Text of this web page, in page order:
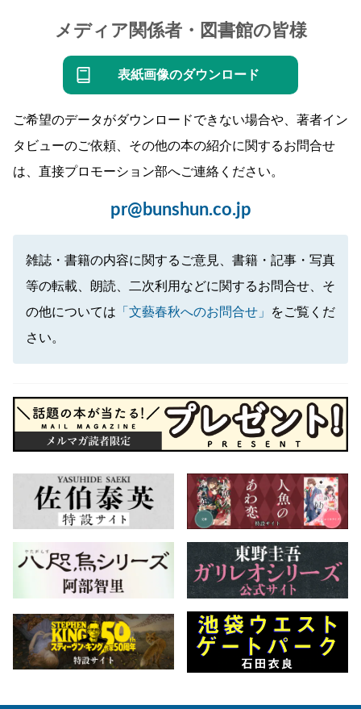
メディア関係者・図書館の皆様
表紙画像のダウンロード
ご希望のデータがダウンロードできない場合や、著者イン
タビューのご依頼、その他の本の紹介に関するお問合せ
は、直接プロモーション部へご連絡ください。
pr@bunshun.co.jp
雑誌・書籍の内容に関するご意見、書籍・記事・写真
等の転載、朗読、二次利用などに関するお問合せ、そ
の他については 「文藝春秋へのお問合せ」
をご覧くだ
さい。